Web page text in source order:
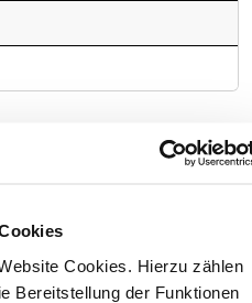
Cookies. Hierzu zählen
Bereitstellung der Funktionen
Wohnfläche
160,00